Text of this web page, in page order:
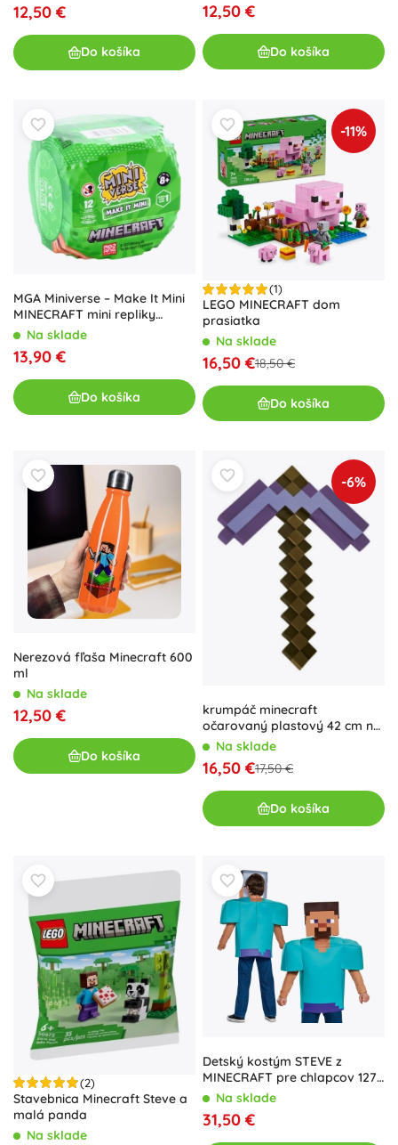
12,50 €
Do košíka
12,50 €
Do košíka
MGA Miniverse – Make It Mini
MINECRAFT mini repliky
(lepiaci set, prekvapenie)
Na sklade
13,90 €
Do košíka
-11%
(1)
LEGO MINECRAFT dom
prasiatka
Na sklade
16,50 €18,50 €
Do košíka
Nerezová fľaša Minecraft 600
ml
Na sklade
12,50 €
Do košíka
-6%
krumpáč minecraft
očarovaný plastový 42 cm na
karteNa sklade
16,50 €17,50 €
Do košíka
(2)
Stavebnica Minecraft Steve a
malá panda
Na sklade
Detský kostým STEVE z
MINECRAFT pre chlapcov 127–
136 cm (7–8 rokov)
Na sklade
31,50 €